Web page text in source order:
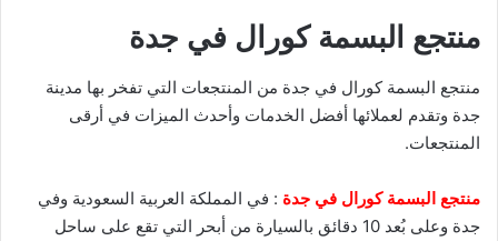
منتجع البسمة كورال في جدة
منتجع البسمة كورال في جدة من المنتجعات التي تفخر بها مدينة
جدة وتقدم لعملائها أفضل الخدمات وأحدث الميزات في أرقى
المنتجعات.
منتجع البسمة كورال في جدة : في المملكة العربية السعودية وفي
جدة وعلى بُعد 10 دقائق بالسيارة من أبحر التي تقع على ساحل